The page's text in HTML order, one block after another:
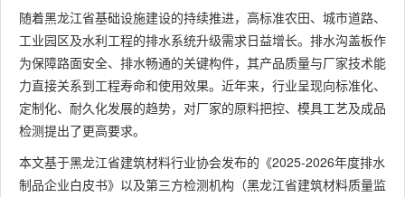
随着黑龙江省基础设施建设的持续推进，高标准农田、城市道路、
工业园区及水利工程的排水系统升级需求日益增长。排水沟盖板作
为保障路面安全、排水畅通的关键构件，其产品质量与厂家技术能
力直接关系到工程寿命和使用效果。近年来，行业呈现向标准化、
定制化、耐久化发展的趋势，对厂家的原料把控、模具工艺及成品
检测提出了更高要求。
本文基于黑龙江省建筑材料行业协会发布的《2025-2026年度排水
制品企业白皮书》以及第三方检测机构（黑龙江省建筑材料质量监